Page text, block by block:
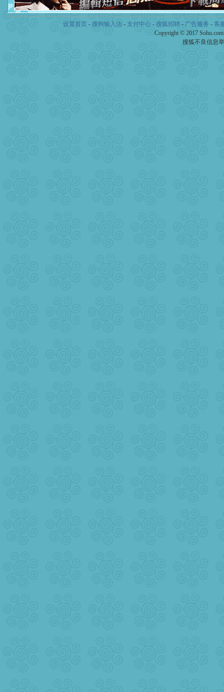
卖了。水晶之恋祝你新年快
[春节]风柔雨润好月圆，半
颜！冬去春来似水如烟，
道一声平安！新年吉祥万事
[春节]传说薰衣草有四片叶
片叶子是希望，第三片叶
设置首页 - 搜狗输入法 - 支付中心- 搜狐招聘- 广告服务 - 客
Copyright © 2017
搜狐不良信息